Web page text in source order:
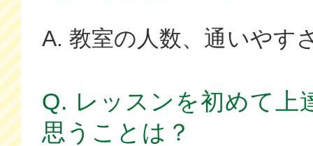
A. 教室の人数、通いやす
Q. レッスンを初めて上
思うことは？